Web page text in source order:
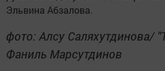
Эльвина Абзалова.
фото: Алсу Саляхутдинова/
Фаниль Марсутдинов